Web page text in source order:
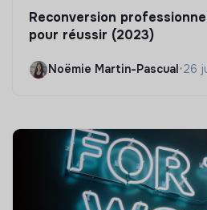
Reconversion
pour réussir (2023)
Noëmie Martin-Pascual•26